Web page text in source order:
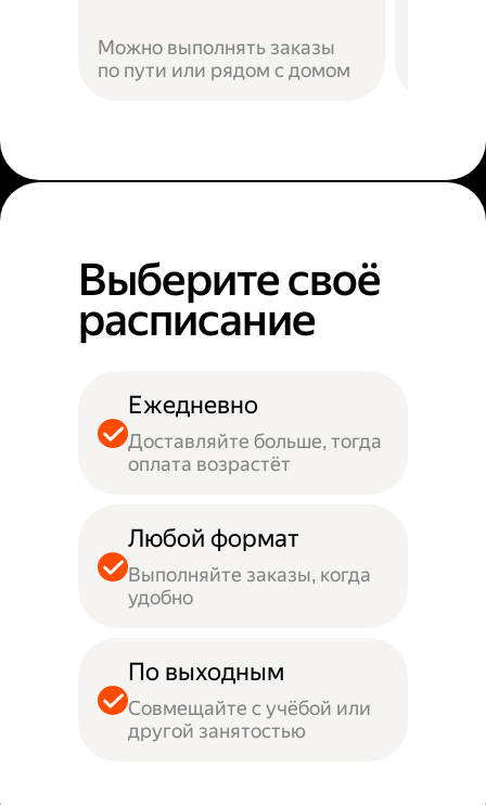
Можно выполнять заказы
по пути или рядом с домом
Выберите своё
расписание
Ежедневно
Доставляйте больше, тогда
оплата возрастёт
Любой формат
Выполняйте заказы, когда
удобно
По выходным
Совмещайте с учёбой или
другой занятостью